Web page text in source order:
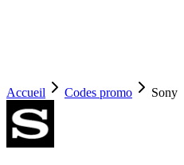
Accueil Codes promo Sony